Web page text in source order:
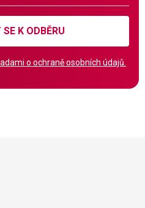
K ODBĚRU
o ochraně osobních údajů.